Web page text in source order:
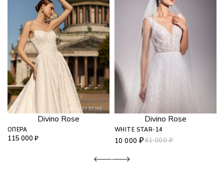
Divino Rose
ОПЕРА
115 000₽
Divino Rose
WHITE STAR-14
41 000₽
10 000₽